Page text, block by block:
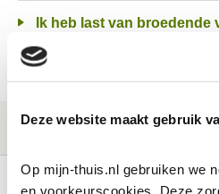
Deze website maakt gebruik
Op mijn-thuis.nl gebruiken we
en voorkeurscookies. Deze
doen?